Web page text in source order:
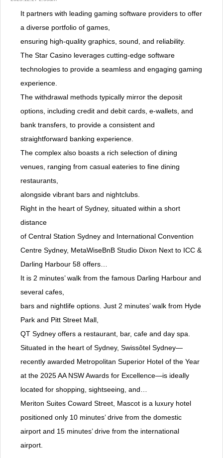
It partners with leading gaming software providers to offer
a diverse portfolio of games,
ensuring high-quality graphics, sound, and reliability.
The Star Casino leverages cutting-edge software
technologies to provide a seamless and engaging gaming
experience.
The withdrawal methods typically mirror the deposit
options, including credit and debit cards, e-wallets, and
bank transfers, to provide a consistent and
straightforward banking experience.
The complex also boasts a rich selection of dining
venues, ranging from casual eateries to fine dining
restaurants,
alongside vibrant bars and nightclubs.
Right in the heart of Sydney, situated within a short
distance
of Central Station Sydney and International Convention
Centre Sydney, MetaWiseBnB Studio Dixon Next to ICC &
Darling Harbour 58 offers…
It is 2 minutes’ walk from the famous Darling Harbour and
several cafes,
bars and nightlife options. Just 2 minutes’ walk from Hyde
Park and Pitt Street Mall,
QT Sydney offers a restaurant, bar, cafe and day spa.
Situated in the heart of Sydney, Swissôtel Sydney—
recently awarded Metropolitan Superior Hotel of the Year
at the 2025 AA NSW Awards for Excellence—is ideally
located for shopping, sightseeing, and…
Meriton Suites Coward Street, Mascot is a luxury hotel
positioned only 10 minutes’ drive from the domestic
airport and 15 minutes’ drive from the international
airport.